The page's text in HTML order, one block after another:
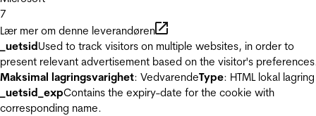
7
Lær mer om denne leverandøren
_uetsidUsed to track visitors on multiple websites, in order to
present relevant advertisement based on the visitor's
Maksimal lagringsvarighet: VedvarendeType: HTML lokal lagring
_uetsid_expContains the expiry-date for the cookie with
corresponding name.